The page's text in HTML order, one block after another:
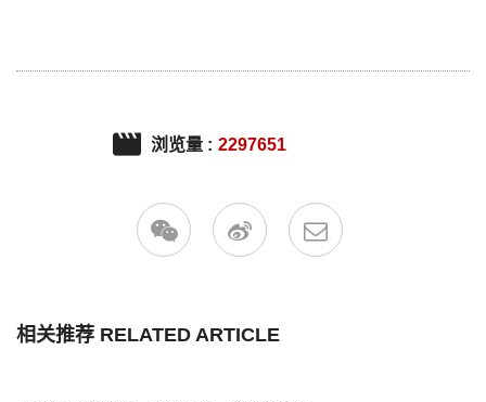
浏览量 : 2297651
相关推荐 RELATED ARTICLE